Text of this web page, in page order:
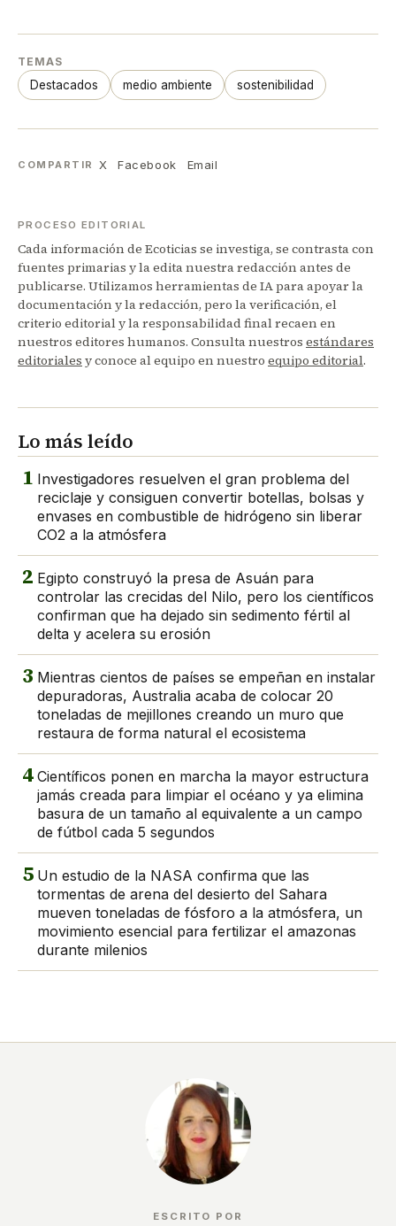
TEMAS
Destacados medio ambiente sostenibilidad
COMPARTIR X Facebook Email
PROCESO EDITORIAL
Cada información de Ecoticias se investiga, se contrasta con
fuentes primarias y la edita nuestra redacción antes de
publicarse. Utilizamos herramientas de IA para apoyar la
documentación y la redacción, pero la verificación, el
criterio editorial y la responsabilidad final recaen en
nuestros editores humanos. Consulta nuestros estándares
editoriales y conoce al equipo en nuestro equipo editorial.
Lo más leído
1 Investigadores resuelven el gran problema del
reciclaje y consiguen convertir botellas, bolsas y
envases en combustible de hidrógeno sin liberar
CO2 a la atmósfera
2 Egipto construyó la presa de Asuán para
controlar las crecidas del Nilo, pero los científicos
confirman que ha dejado sin sedimento fértil al
delta y acelera su erosión
3 Mientras cientos de países se empeñan en instalar
depuradoras, Australia acaba de colocar 20
toneladas de mejillones creando un muro que
restaura de forma natural el ecosistema
4 Científicos ponen en marcha la mayor estructura
jamás creada para limpiar el océano y ya elimina
basura de un tamaño al equivalente a un campo
de fútbol cada 5 segundos
5 Un estudio de la NASA confirma que las
tormentas de arena del desierto del Sahara
mueven toneladas de fósforo a la atmósfera, un
movimiento esencial para fertilizar el amazonas
durante milenios
ESCRITO POR